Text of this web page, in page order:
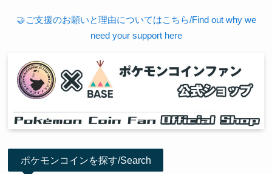
🤝ご支援のお願いと理由についてはこちら/Find out why we
need your support here
ポケモンコインを探す/Search